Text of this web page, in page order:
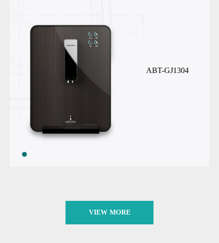
ABT-GJ1304
VIEW MORE